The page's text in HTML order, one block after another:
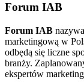
Forum IAB
Forum IAB
marketingową w
odbędą się liczne
branży.
ekspertów